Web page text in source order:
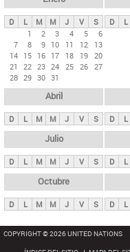
ds
p
n
i
p
a
l
s
D L M M J V
S
1
2 3 4 5
6
7
8 9 10 11 12
13
14 15 16 17 18 19 20
21
22 23 24 25 26 27
28 29 30 31
D L
Abril
D L M M J V S D L
Julio
D L M M J V S D L
Octubre
D L M M J V S D L
COPYRIGHT © 2026 UNITED NATIONS